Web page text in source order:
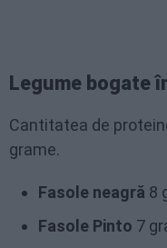
Legume bogate
Cantitatea de
grame.
Fasole neagră 8
Fasole Pinto 7